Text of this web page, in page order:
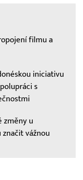
filmu a
iniciativu
s
změny u
vážnou